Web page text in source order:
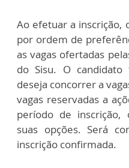
Ao efetuar a inscrição,
por ordem de
as vagas ofertadas
do Sisu. O
deseja concorrer a
vagas reservadas a
período de inscrição,
suas opções. Será
inscrição confirmada.